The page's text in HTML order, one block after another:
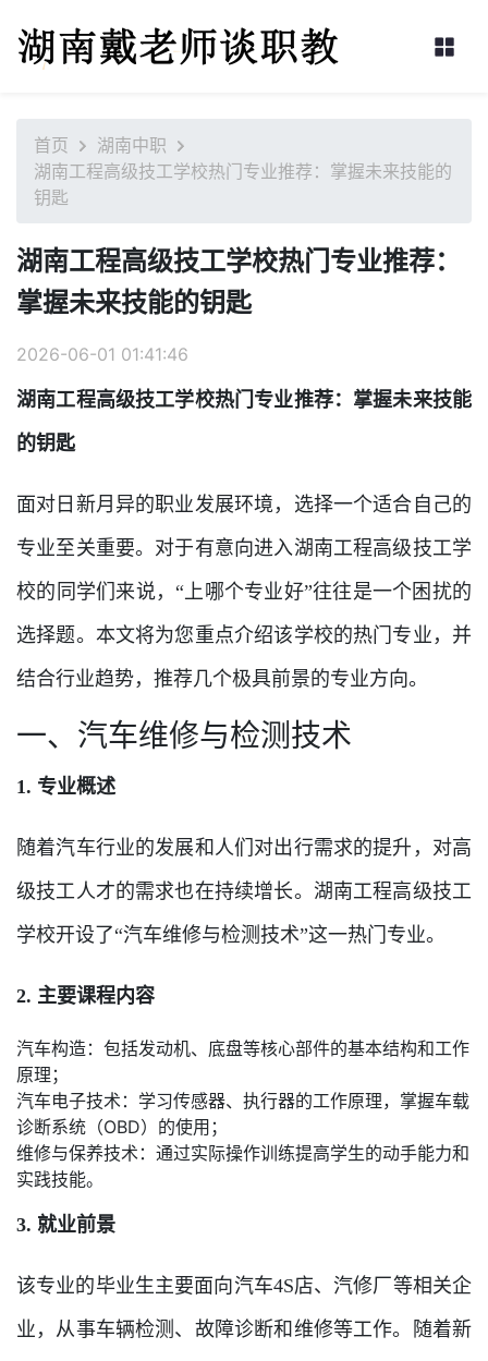
首页
湖南中职
湖南工程高级技工学校热门专业推荐：掌握未来技能的
钥匙
湖南工程高级技工学校热门专业推荐：
掌握未来技能的钥匙
2026-06-01 01:41:46
湖南工程高级技工学校热门专业推荐：掌握未来技能
的钥匙
面对日新月异的职业发展环境，选择一个适合自己的
专业至关重要。对于有意向进入湖南工程高级技工学
校的同学们来说，“上哪个专业好”往往是一个困扰的
选择题。本文将为您重点介绍该学校的热门专业，并
结合行业趋势，推荐几个极具前景的专业方向。
一、汽车维修与检测技术
1. 专业概述
随着汽车行业的发展和人们对出行需求的提升，对高
级技工人才的需求也在持续增长。湖南工程高级技工
学校开设了“汽车维修与检测技术”这一热门专业。
2. 主要课程内容
汽车构造：包括发动机、底盘等核心部件的基本结构和工作
原理；
汽车电子技术：学习传感器、执行器的工作原理，掌握车载
诊断系统（OBD）的使用；
维修与保养技术：通过实际操作训练提高学生的动手能力和
实践技能。
3. 就业前景
该专业的毕业生主要面向汽车4S店、汽修厂等相关企
业，从事车辆检测、故障诊断和维修等工作。随着新